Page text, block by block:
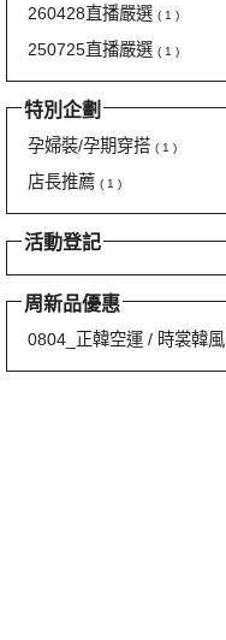
260428直播嚴選 ( 1 )
250725直播嚴選 ( 1 )
特別企劃
孕婦裝/孕期穿搭 ( 1 )
店長推薦 ( 1 )
活動登記
周新品優惠
0804_正韓空運 / 時裳韓風